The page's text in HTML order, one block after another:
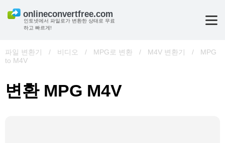
인토넷에서 파일로가 변환한 상태로 무료
하고 빠르게!
파일 변환기 / 비디오 / MPG로 변환 / M4V 변환기 /
MPG
to M4V
변환 MPG M4V